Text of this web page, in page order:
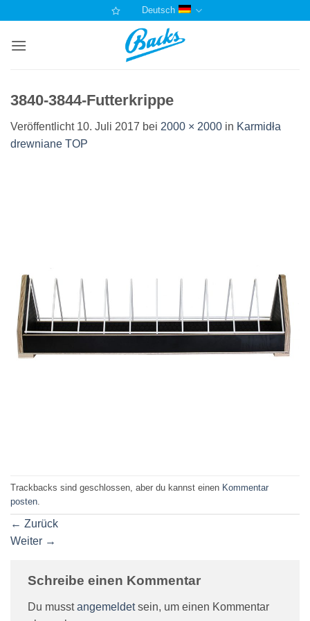
springen
Deutsch
3840-3844-Futterkrippe
Veröffentlicht 10. Juli 2017 bei 2000 × 2000 in Karmidła
drewniane TOP
Trackbacks sind geschlossen, aber du kannst einen Kommentar
posten
← Zurück
Weiter →
Schreibe einen Kommentar
Du musstangemeldetsein, um einen Kommentar